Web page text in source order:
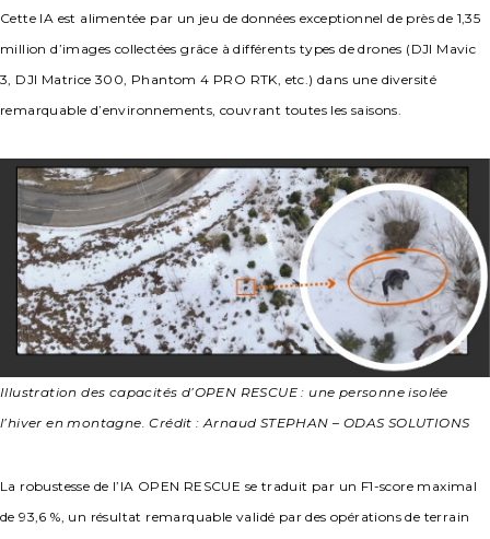
Cette IA est alimentée par un jeu de données exceptionnel de près de 1,35
million d’images collectées grâce à différents types de drones (DJI Mavic
3, DJI Matrice 300, Phantom 4 PRO RTK, etc.) dans une diversité
remarquable d’environnements, couvrant toutes les saisons.
Illustration des capacités d’OPEN RESCUE : une personne isolée
l’hiver en montagne. Crédit : Arnaud STEPHAN – ODAS SOLUTIONS
La robustesse de l’IA OPEN RESCUE se traduit par un F1-score maximal
de 93,6 %, un résultat remarquable validé par des opérations de terrain